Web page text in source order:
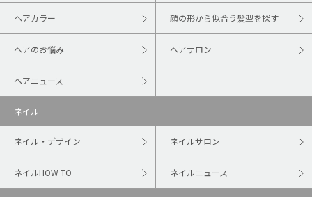
ヘアカラー 顔の形から似合う髪型を探す
ヘアのお悩み ヘアサロン
ヘアニュース
ネイル
ネイル・デザイン ネイルサロン
ネイルHOW TO ネイルニュース